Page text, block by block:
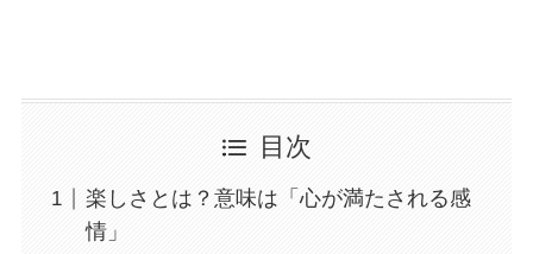
目次
楽しさとは？意味は「心が満たされる感
情」